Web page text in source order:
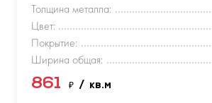
Толщина металла:
Цвет:
Покрытие:
Ширина общая:
861 ₽ / кв.м